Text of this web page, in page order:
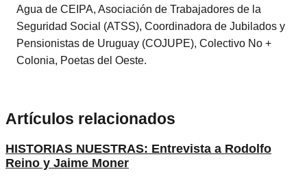
Agua de CEIPA, Asociación de Trabajadores de la
Seguridad Social (ATSS), Coordinadora de Jubilados y
Pensionistas de Uruguay (COJUPE), Colectivo No +
Colonia, Poetas del Oeste.
Artículos relacionados
HISTORIAS NUESTRAS: Entrevista a Rodolfo
Reino y Jaime Moner